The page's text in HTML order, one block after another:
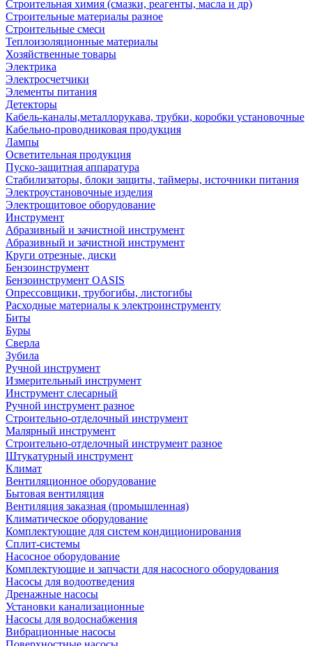
Строительная химия (смазки, реагенты, масла и др)
Строительные материалы разное
Строительные смеси
Теплоизоляционные материалы
Хозяйственные товары
Электрика
Электросчетчики
Элементы питания
Детекторы
Кабель-каналы,металлорукава, трубки, коробки установочные
Кабельно-проводниковая продукция
Лампы
Осветительная продукция
Пуско-защитная аппаратура
Стабилизаторы, блоки защиты, таймеры, источники питания
Электроустановочные изделия
Электрощитовое оборудование
Инструмент
Абразивный и зачистной инструмент
Абразивный и зачистной инструмент
Круги отрезные, диски
Бензоинструмент
Бензоинструмент OASIS
Опрессовщики, трубогибы, листогибы
Расходные материалы к электроинструменту
Биты
Буры
Сверла
Зубила
Ручной инструмент
Измерительный инструмент
Инструмент слесарный
Ручной инструмент разное
Строительно-отделочный инструмент
Малярный инструмент
Строительно-отделочный инструмент разное
Штукатурный инструмент
Климат
Вентиляционное оборудование
Бытовая вентиляция
Вентиляция заказная (промышленная)
Климатическое оборудование
Комплектующие для систем кондиционирования
Сплит-системы
Насосное оборудование
Комплектующие и запчасти для насосного оборудования
Насосы для водоотведения
Дренажные насосы
Установки канализационные
Насосы для водоснабжения
Вибрационные насосы